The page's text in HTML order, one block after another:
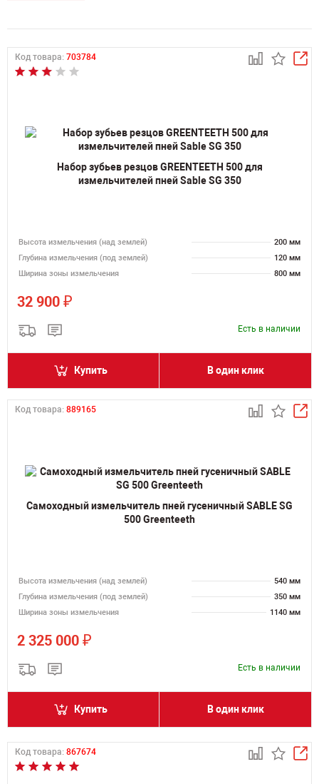
Код товара: 703784
Набор зубьев резцов GREENTEETH 500 для
измельчителей пней Sable SG 350
Высота измельчения (над землей)
200 мм
Глубина измельчения (под землей)
120 мм
Ширина зоны измельчения
800 мм
32 900 ₽
Есть в наличии
Купить В один клик
Код товара: 889165
Самоходный измельчитель пней гусеничный SABLE SG
500 Greenteeth
Высота измельчения (над землей)
540 мм
Глубина измельчения (под землей)
350 мм
Ширина зоны измельчения
1140 мм
2 325 000 ₽
Есть в наличии
Купить В один клик
Код товара: 867674